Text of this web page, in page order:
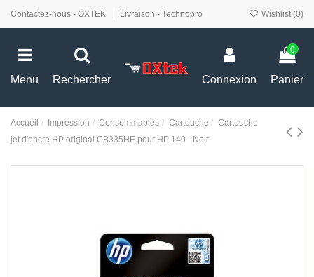
Contactez-nous - OXTEK Livraison - Technopro Wishlist (0)
Menu Rechercher Connexion
0
Panier
Accueil Impression Consommables Cartouche
Cartouche
jet d'encre HP original CB335HE pour HP 140 - Noir